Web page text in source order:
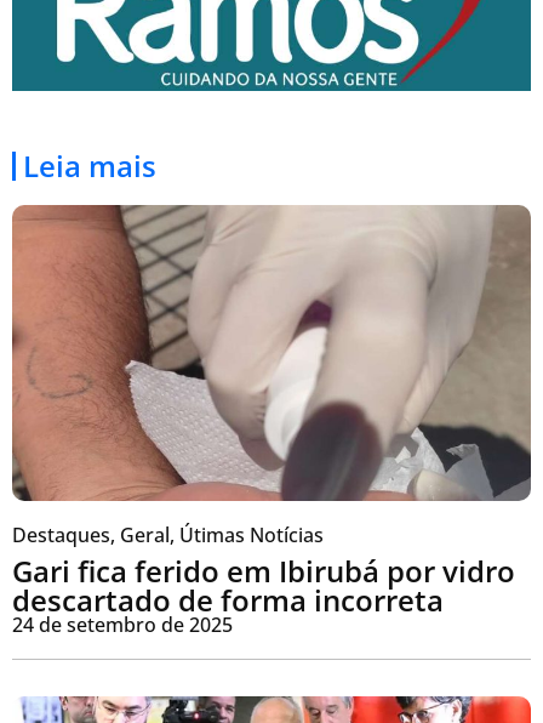
Leia mais
Destaques, Geral, Útimas Notícias
Gari fica ferido em Ibirubá por vidro
descartado de forma incorreta
24 de setembro de 2025